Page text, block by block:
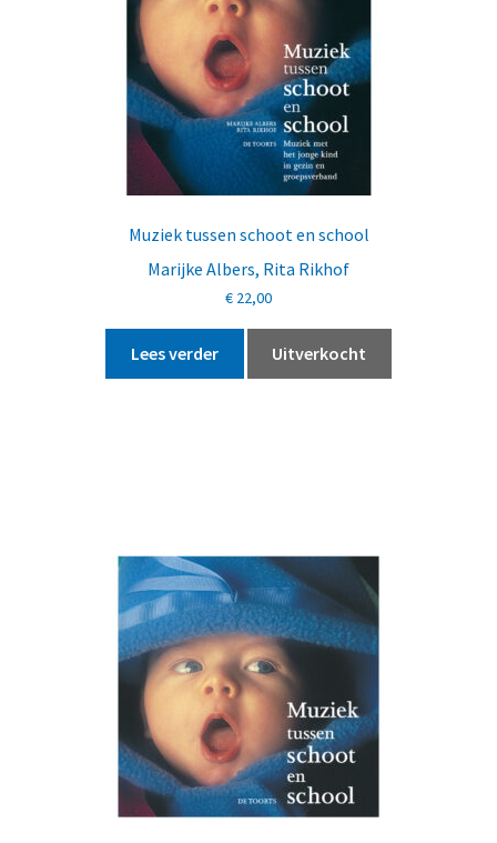
Muziek tussen schoot en school
Marijke Albers, Rita Rikhof
€ 22,00
Lees verder Uitverkocht